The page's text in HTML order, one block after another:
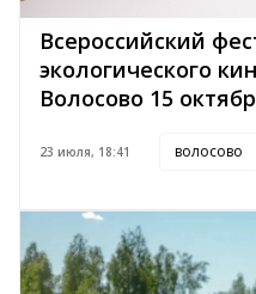
Всероссийский
экологического
Волосово 15
23 июля, 18:41 волосово